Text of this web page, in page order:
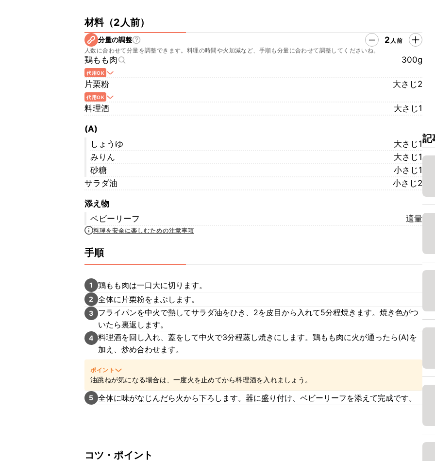
材料（2人前）
分量の調整 2 人前
人数に合わせて分量を調整できます。料理の時間や火加減など、手順も分量に合わせて調整してくださいね。
鶏もも肉 300g
代用OK
片栗粉 大さじ2
代用OK
料理酒 大さじ1
(A)
しょうゆ
大さじ1
みりん
大さじ1
砂糖
小さじ1
サラダ油
小さじ2
添え物
ベビーリーフ
適量
料理を安全に楽しむための注意事項
手順
1 鶏もも肉は一口大に切ります。
2 全体に片栗粉をまぶします。
3
フライパンを中火で熱してサラダ油をひき、2を皮目から入れて5分程焼きます。焼き色がつ
いたら裏返します。
4 料理酒を回し入れ、蓋をして中火で3分程蒸し焼きにします。鶏もも肉に火が通ったら(A)を
加え、炒め合わせます。
ポイント
油跳ねが気になる場合は、一度火を止めてから料理酒を入れましょう。
5 全体に味がなじんだら火から下ろします。器に盛り付け、ベビーリーフを添えて完成です。
コツ・ポイント
記